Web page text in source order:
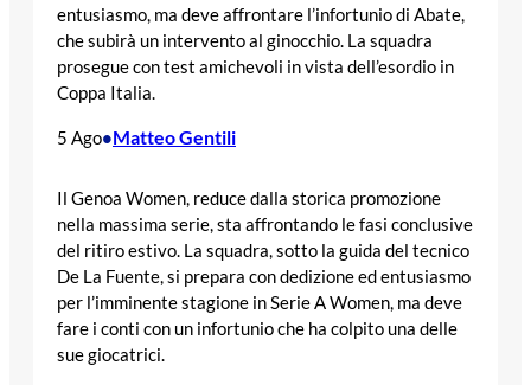
entusiasmo, ma deve affrontare l’infortunio di Abate,
che subirà un intervento al ginocchio. La squadra
prosegue con test amichevoli in vista dell’esordio in
Coppa Italia.
5 Ago•Matteo Gentili
Il Genoa Women, reduce dalla storica promozione
nella massima serie, sta affrontando le fasi conclusive
del ritiro estivo. La squadra, sotto la guida del tecnico
De La Fuente, si prepara con dedizione ed entusiasmo
per l’imminente stagione in Serie A Women, ma deve
fare i conti con un infortunio che ha colpito una delle
sue giocatrici.